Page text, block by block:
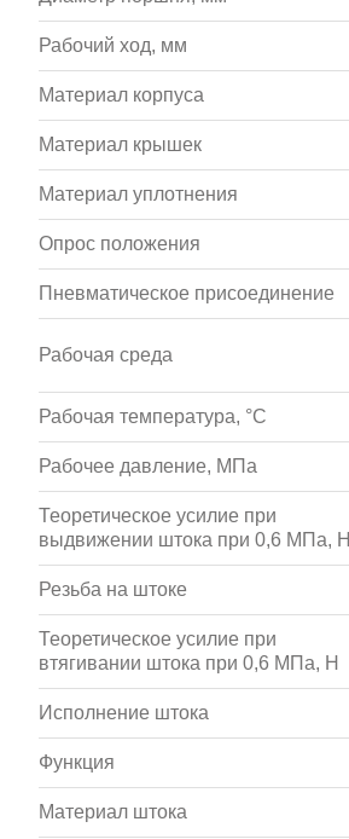
Рабочий ход, мм
Материал корпуса
Материал крышек
Материал уплотнения
Опрос положения
Пневматическое присоединение
Рабочая среда
Рабочая температура, °С
Рабочее давление, МПа
Теоретическое усилие при
выдвижении штока при 0,6 МПа, Н
Резьба на штоке
Теоретическое усилие при
втягивании штока при 0,6 МПа, Н
Исполнение штока
Функция
Материал штока